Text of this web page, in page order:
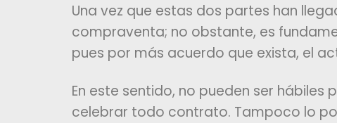
Una vez que estas dos partes han
compraventa; no obstante, es
pues por más acuerdo que exista, el
En este sentido, no pueden ser
celebrar todo contrato. Tampoco lo